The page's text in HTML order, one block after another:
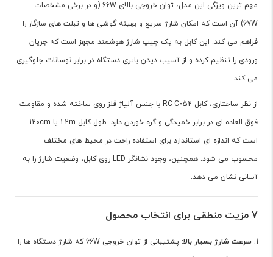
مهم ترین ویژگی این مدل، توان خروجی بالای 66W (و در برخی مشخصات
67W) آن است که امکان شارژ سریع و بهینه گوشی ها و تبلت های سازگار را
فراهم می کند. این کابل به یک چیپ شارژ هوشمند مجهز است که جریان
ورودی را تنظیم کرده و از آسیب دیدن باتری دستگاه در برابر نوسانات جلوگیری
می کند.
از نظر ساختاری، کابل RC-C052 با جنس آلیاژ فلز روی ساخته شده و مقاومت
فوق العاده ای در برابر خمیدگی و گره خوردن دارد. طول کابل 1.2m یا 120cm
است که اندازه ای استاندارد برای استفاده راحت در محیط های مختلف
محسوب می شود. همچنین، وجود نشانگر LED روی کابل، وضعیت شارژ را به
آسانی نشان می دهد.
7 مزیت منطقی برای انتخاب محصول
سرعت شارژ بسیار بالا
: پشتیبانی از توان خروجی 66W که شارژ دستگاه ها را